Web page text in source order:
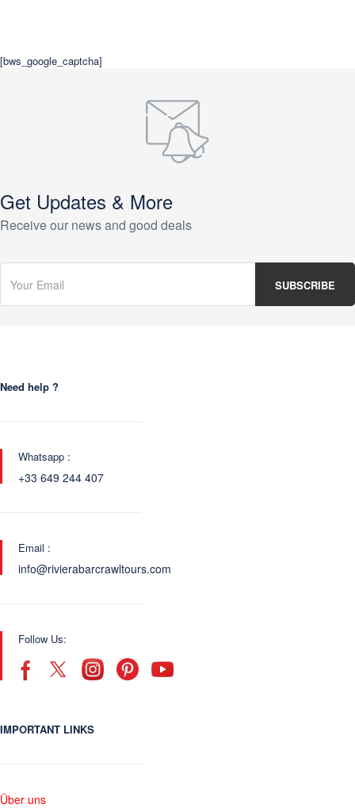
[bws_google_captcha]
Get Updates & More
Receive our news and good deals
Need help ?
Whatsapp :
+33 649 244 407
Email :
info@rivierabarcrawltours.com
Follow Us:
IMPORTANT LINKS
Über uns